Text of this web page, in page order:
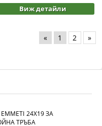
Виж детайли
« 1 2 »
24X19 ЗА
ТРЪБА